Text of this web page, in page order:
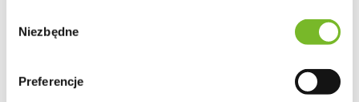
zgody
Niezbędne
Preferencje